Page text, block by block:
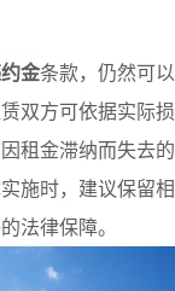
金条款，仍然可
双方可依据实际
租金滞纳而失去
施时，建议保留
法律保障。